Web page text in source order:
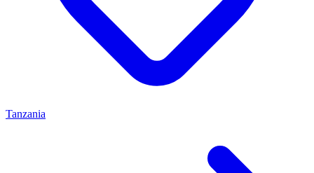
Tanzania